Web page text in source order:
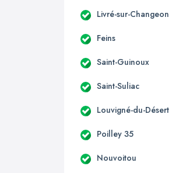
Livré-sur-Changeon
Feins
Saint-Guinoux
Saint-Suliac
Louvigné-du-Désert
Poilley 35
Nouvoitou